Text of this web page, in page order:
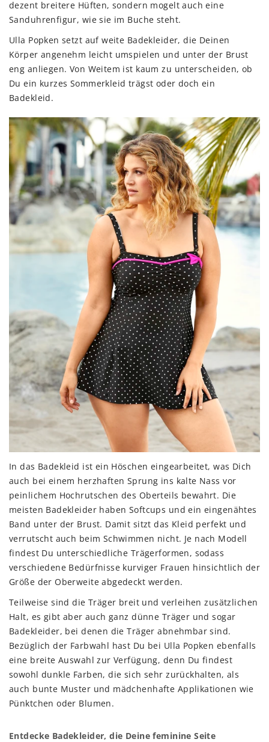
dezent breitere Hüften, sondern mogelt auch eine
Sanduhrenfigur, wie sie im Buche steht.
Ulla Popken setzt auf weite Badekleider, die Deinen
Körper angenehm leicht umspielen und unter der Brust
eng anliegen. Von Weitem ist kaum zu unterscheiden, ob
Du ein kurzes Sommerkleid trägst oder doch ein
Badekleid.
In das Badekleid ist ein Höschen eingearbeitet, was Dich
auch bei einem herzhaften Sprung ins kalte Nass vor
peinlichem Hochrutschen des Oberteils bewahrt. Die
meisten Badekleider haben Softcups und ein eingenähtes
Band unter der Brust. Damit sitzt das Kleid perfekt und
verrutscht auch beim Schwimmen nicht. Je nach Modell
findest Du unterschiedliche Trägerformen, sodass
verschiedene Bedürfnisse kurviger Frauen hinsichtlich der
Größe der Oberweite abgedeckt werden.
Teilweise sind die Träger breit und verleihen zusätzlichen
Halt, es gibt aber auch ganz dünne Träger und sogar
Badekleider, bei denen die Träger abnehmbar sind.
Bezüglich der Farbwahl hast Du bei Ulla Popken ebenfalls
eine breite Auswahl zur Verfügung, denn Du findest
sowohl dunkle Farben, die sich sehr zurückhalten, als
auch bunte Muster und mädchenhafte Applikationen wie
Pünktchen oder Blumen.
Entdecke Badekleider, die Deine feminine Seite